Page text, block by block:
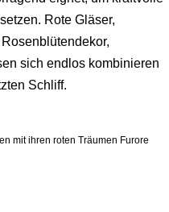
Rote Gläser,
sich endlos kombinieren
Schliff.
mit ihren roten Träumen Furore